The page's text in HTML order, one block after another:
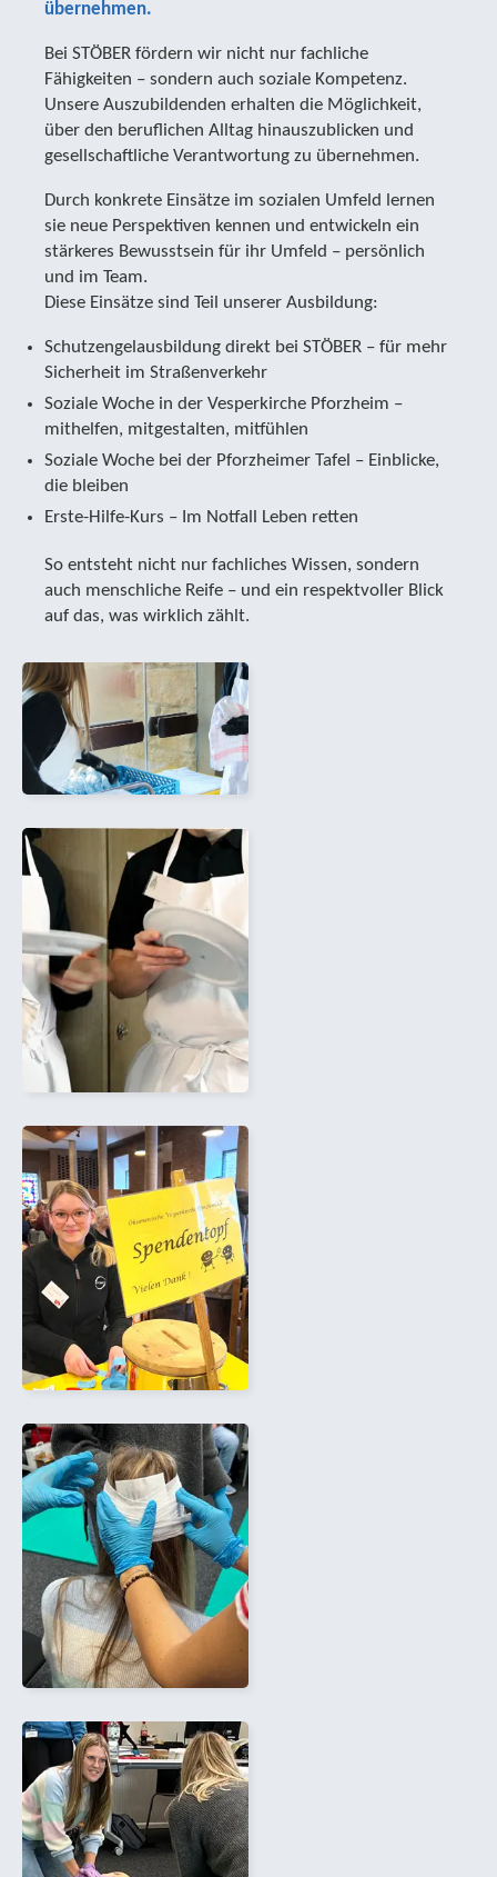
übernehmen.
Bei STÖBER fördern wir nicht nur fachliche
Fähigkeiten – sondern auch soziale Kompetenz.
Unsere Auszubildenden erhalten die Möglichkeit,
über den beruflichen Alltag hinauszublicken und
gesellschaftliche Verantwortung zu übernehmen.
Durch konkrete Einsätze im sozialen Umfeld lernen
sie neue Perspektiven kennen und entwickeln ein
stärkeres Bewusstsein für ihr Umfeld – persönlich
und im Team.
Diese Einsätze sind Teil unserer Ausbildung:
Schutzengelausbildung direkt bei STÖBER – für mehr
Sicherheit im Straßenverkehr
Soziale Woche in der Vesperkirche Pforzheim –
mithelfen, mitgestalten, mitfühlen
Soziale Woche bei der Pforzheimer Tafel – Einblicke,
die bleiben
Erste-Hilfe-Kurs – Im Notfall Leben retten
So entsteht nicht nur fachliches Wissen, sondern
auch menschliche Reife – und ein respektvoller Blick
auf das, was wirklich zählt.